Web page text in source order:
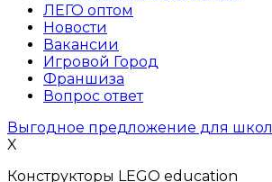
ЛЕГО оптом
Новости
Вакансии
Игровой Город
Франшиза
Вопрос ответ
Выгодное предложение для школ
X
Конструкторы LEGO education